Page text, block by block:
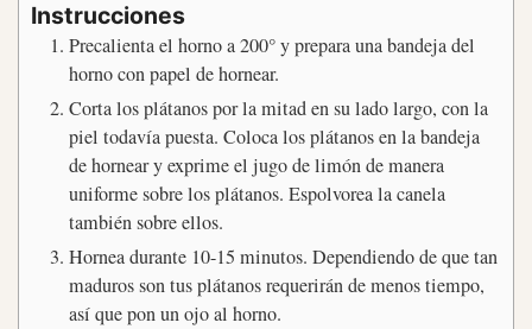
Instrucciones
Precalienta el horno a 200° y prepara una bandeja del
horno con papel de hornear.
Corta los plátanos por la mitad en su lado largo, con la
piel todavía puesta. Coloca los plátanos en la bandeja
de hornear y exprime el jugo de limón de manera
uniforme sobre los plátanos. Espolvorea la canela
también sobre ellos.
Hornea durante 10-15 minutos. Dependiendo de que tan
maduros son tus plátanos requerirán de menos tiempo,
así que pon un ojo al horno.